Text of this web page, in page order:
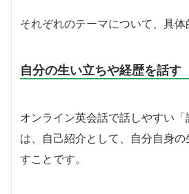
それぞれのテーマについて、具体
自分の生い立ちや経歴を話す
オンライン英会話で話しやすい「
は、自己紹介として、自分自身
すことです。